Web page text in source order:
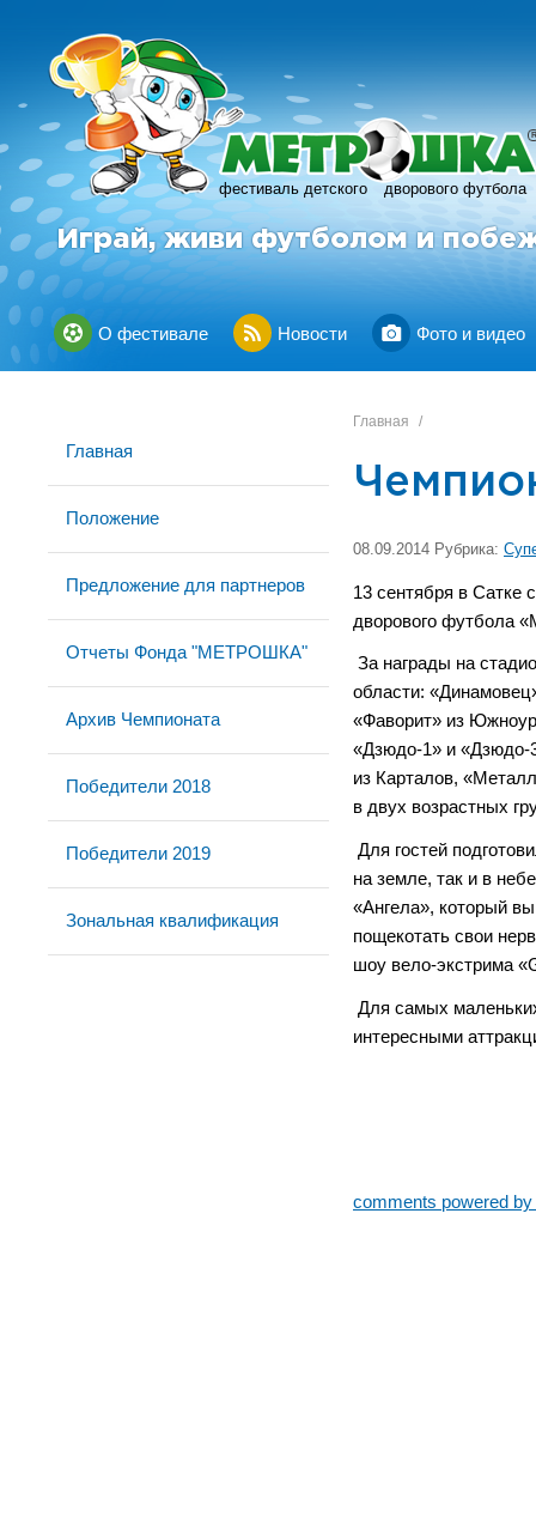
фестиваль детского дворового футбола
R
Играй, живи футболом и
О фестивале Новости Фото и видео
Главная
Положение
Предложение для партнеров
Отчеты Фонда "МЕТРОШКА"
Архив Чемпионата
Победители 2018
Победители 2019
Зональная квалификация
Главная /
08.09.2014 Рубрика:
13 сентября в Сатке
дворового футбола
За награды на
области:
«Фаворит» из
«Дзюдо-1» и «Дзюдо-
из Карталов,
в двух возрастных
Для гостей
на земле, так и в
«Ангела», который
пощекотать свои
шоу вело-экстрима
Для самых
интересными
comments powered